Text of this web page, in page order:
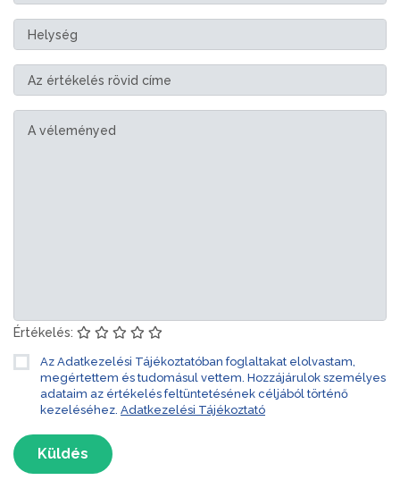
Értékelés:
Az Adatkezelési Tájékoztatóban foglaltakat elolvastam,
megértettem és tudomásul vettem. Hozzájárulok személyes
adataim az értékelés feltüntetésének céljából történő
kezeléséhez. Adatkezelési Tájékoztató
Küldés